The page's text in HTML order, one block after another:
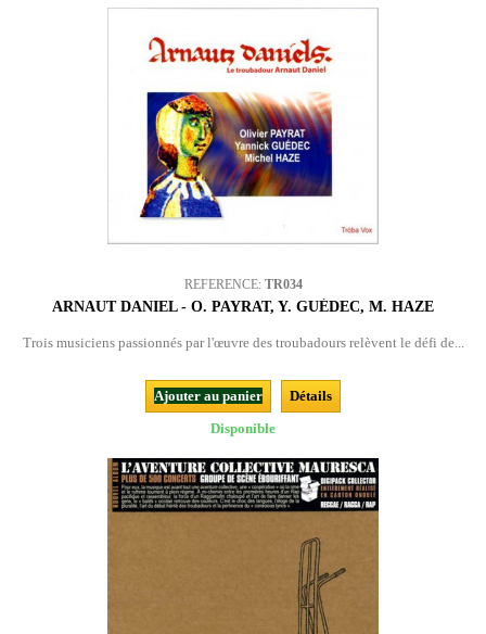
REFERENCE: TR034
ARNAUT DANIEL - O. PAYRAT, Y. GUÉDEC, M. HAZE
Trois musiciens passionnés par l'œuvre des troubadours relèvent le défi de...
Ajouter au panier
Détails
Disponible